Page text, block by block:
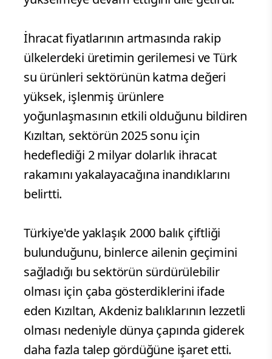
İhracat fiyatlarının artmasında rakip
ülkelerdeki üretimin gerilemesi ve Türk
su ürünleri sektörünün katma değeri
yüksek, işlenmiş ürünlere
yoğunlaşmasının etkili olduğunu bildiren
Kızıltan, sektörün 2025 sonu için
hedeflediği 2 milyar dolarlık ihracat
rakamını yakalayacağına inandıklarını
belirtti.
Türkiye'de yaklaşık 2000 balık çiftliği
bulunduğunu, binlerce ailenin geçimini
sağladığı bu sektörün sürdürülebilir
olması için çaba gösterdiklerini ifade
eden Kızıltan, Akdeniz balıklarının lezzetli
olması nedeniyle dünya çapında giderek
daha fazla talep gördüğüne işaret etti.